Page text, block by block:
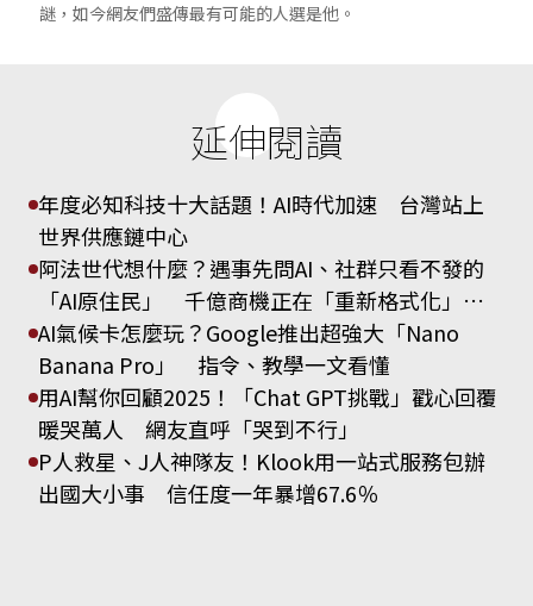
謎，如今網友們盛傳最有可能的人選是他。
延伸閱讀
年度必知科技十大話題！AI時代加速 台灣站上
世界供應鏈中心
阿法世代想什麼？遇事先問AI、社群只看不發的
「AI原住民」 千億商機正在「重新格式化」行
銷規則
AI氣候卡怎麼玩？Google推出超強大「Nano
Banana Pro」 指令、教學一文看懂
用AI幫你回顧2025！「Chat GPT挑戰」戳心回覆
暖哭萬人 網友直呼「哭到不行」
P人救星、J人神隊友！Klook用一站式服務包辦
出國大小事 信任度一年暴增67.6％